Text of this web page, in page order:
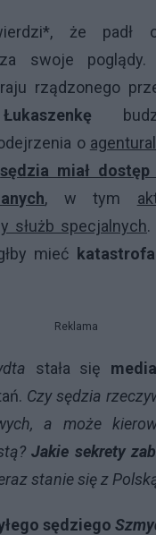
że padł
swoje poglądy.
rządzonego
Łukaszenkę
o
sędzia miał
, w tym
służb specjalnych.
mieć
Reklama
stała się
Czy sędzia
a może
Jakie sekrety
stanie się z
sędziego